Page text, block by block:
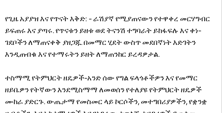
የጊዜ አያያዝ እና የጥናት እቅድ: - ራሽያኛ የሚያጠናውን የተዋቀረ መርሃግብር
ይፍጠሩ እና ያጣሩ. የጥናቱን ይዘቱ ወደ ትናንሽ ተግባራት ይከፋፍሉ እና ቀነ-
ገደቦችን ለማጠናቀቅ ያዘጋጁ. በመማር ሂደት ውስጥ መደበኛነት እድገትን
እንዲጠብቁ እና የተማሩትን ይዘት ለማጠንከር ይረዳዎታል.
ተስማሚ የትምህርት ዘዴዎች-አንድ ሰው የግል ፍላጎቶችዎን እና የመማር
ዘይቤዎን የትኛውን እንደሚስማማ ለመወሰን የተለያዩ የትምህርት ዘዴዎች
ሙከራ ያድርጉ. ውጤታማ የመስመር ላይ ኮርሶችን, መተግበሪያዎችን, የቋንቋ